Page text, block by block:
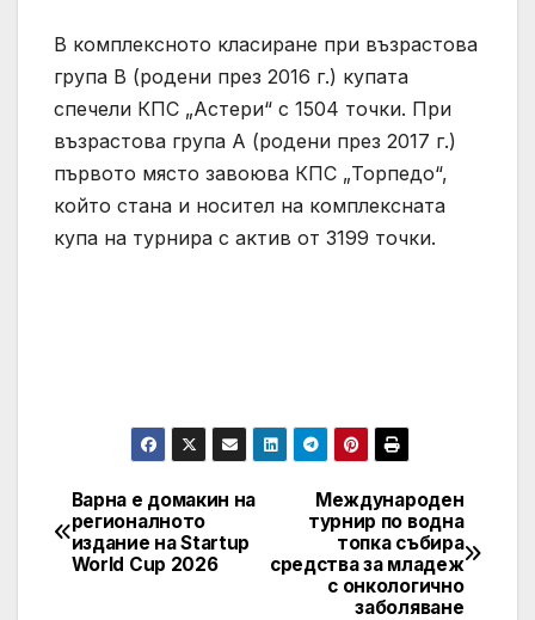
В комплексното класиране при възрастова
група В (родени през 2016 г.) купата
спечели КПС „Астери“ с 1504 точки. При
възрастова група А (родени през 2017 г.)
първото място завоюва КПС „Торпедо“,
който стана и носител на комплексната
купа на турнира с актив от 3199 точки.
Post
navigation
Международен
турнир по водна
топка събира
средства за младеж
с онкологично
заболяване
Варна е домакин на
регионалното
издание на Startup
World Cup 2026